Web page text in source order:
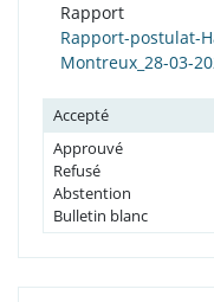
Rapport
Rapport-postulat-
Montreux_28-03-
Accepté
Approuvé
Refusé
Abstention
Bulletin blanc